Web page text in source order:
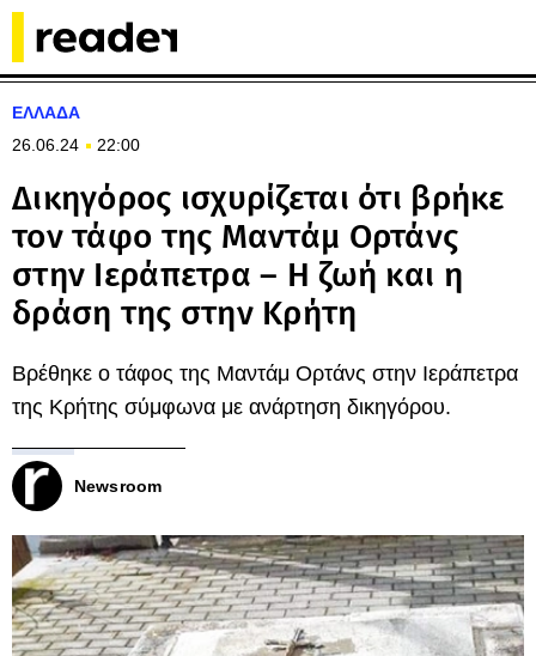
ΕΛΛΑΔΑ
26.06.24
22:00
Δικηγόρος ισχυρίζεται ότι βρήκε
τον τάφο της Μαντάμ Ορτάνς
στην Ιεράπετρα – Η ζωή και η
δράση της στην Κρήτη
Βρέθηκε ο τάφος της Μαντάμ Ορτάνς στην Ιεράπετρα
της Κρήτης σύμφωνα με ανάρτηση δικηγόρου.
Newsroom